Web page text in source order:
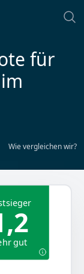
für
im
Wie vergleichen wir?
gut